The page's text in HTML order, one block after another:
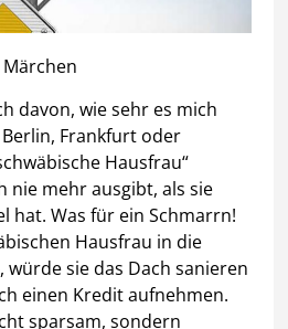
davon, wie sehr es mich
Frankfurt oder
Hausfrau“
nie mehr ausgibt, als sie
hat. Was für ein Schmarrn!
Hausfrau in die
sie das Dach sanieren
einen Kredit aufnehmen.
sparsam, sondern